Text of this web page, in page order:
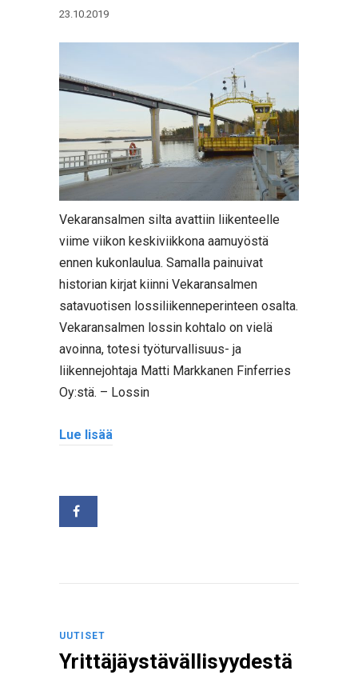
23.10.2019
Vekaransalmen silta avattiin liikenteelle
viime viikon keskiviikkona aamuyöstä
ennen kukonlaulua. Samalla painuivat
historian kirjat kiinni Vekaransalmen
satavuotisen lossiliikenneperinteen osalta.
Vekaransalmen lossin kohtalo on vielä
avoinna, totesi työturvallisuus- ja
liikennejohtaja Matti Markkanen Finferries
Oy:stä. – Lossin
Lue lisää
UUTISET
Yrittäjäystävällisyydestä